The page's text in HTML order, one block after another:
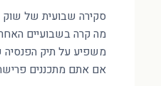
סקירה שבועית של שוק
מה קרה בשבועיים
משפיע על תיק
אם אתם מתכננים